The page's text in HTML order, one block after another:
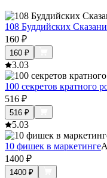
108 Буддийских
160 ₽
160 ₽
3.03
100 секретов кратного
516 ₽
516 ₽
5.03
10 фишек в маркетинге
1400 ₽
1400 ₽